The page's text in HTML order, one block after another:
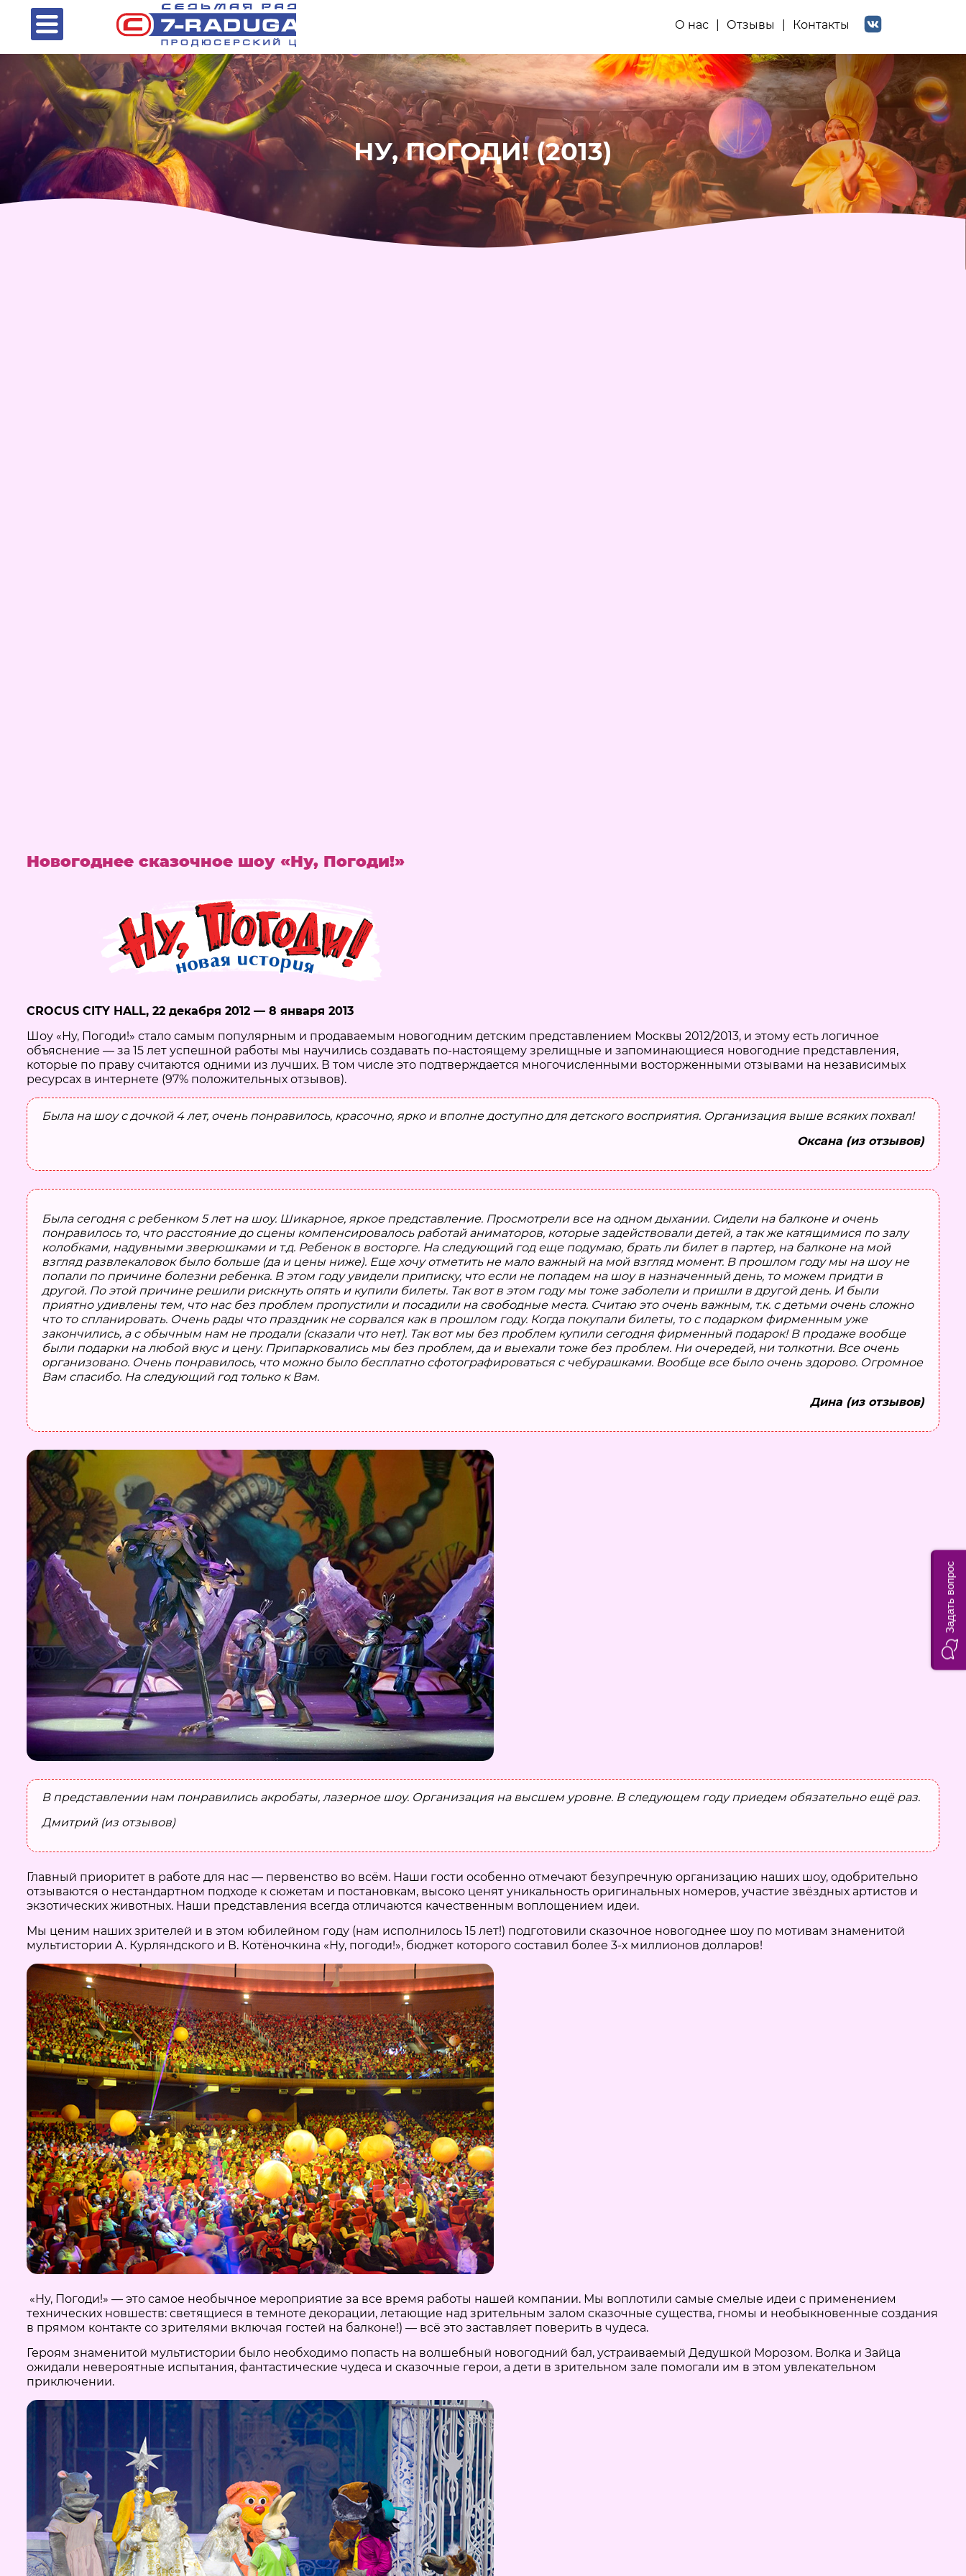
О нас Отзывы Контакты
НУ, ПОГОДИ! (2013)
Новогоднее сказочное шоу «Ну, Погоди!»
CROCUS CITY HALL, 22 декабря 2012 — 8 января 2013
Шоу «Ну, Погоди!» стало самым популярным и продаваемым новогодним детским представлением Москвы 2012/2013, и этому есть логичное
объяснение — за 15 лет успешной работы мы научились создавать по-настоящему зрелищные и запоминающиеся новогодние представления,
которые по праву считаются одними из лучших. В том числе это подтверждается многочисленными восторженными отзывами на независимых
ресурсах в интернете (97% положительных отзывов).
Была на шоу с дочкой 4 лет, очень понравилось, красочно, ярко и вполне доступно для детского восприятия. Организация выше всяких похвал!
Оксана (из отзывов)
Была сегодня с ребенком 5 лет на шоу. Шикарное, яркое представление. Просмотрели все на одном дыхании. Сидели на балконе и очень
понравилось то, что расстояние до сцены компенсировалось работай аниматоров, которые задействовали детей, а так же катящимися по залу
колобками, надувными зверюшками и т.д. Ребенок в восторге. На следующий год еще подумаю, брать ли билет в партер, на балконе на мой
взгляд развлекаловок было больше (да и цены ниже). Еще хочу отметить не мало важный на мой взгляд момент. В прошлом году мы на шоу не
попали по причине болезни ребенка. В этом году увидели приписку, что если не попадем на шоу в назначенный день, то можем придти в
другой. По этой причине решили рискнуть опять и купили билеты. Так вот в этом году мы тоже заболели и пришли в другой день. И были
приятно удивлены тем, что нас без проблем пропустили и посадили на свободные места. Считаю это очень важным, т.к. с детьми очень сложно
что то спланировать. Очень рады что праздник не сорвался как в прошлом году. Когда покупали билеты, то с подарком фирменным уже
закончились, а с обычным нам не продали (сказали что нет). Так вот мы без проблем купили сегодня фирменный подарок! В продаже вообще
были подарки на любой вкус и цену. Припарковались мы без проблем, да и выехали тоже без проблем. Ни очередей, ни толкотни. Все очень
организовано. Очень понравилось, что можно было бесплатно сфотографироваться с чебурашками. Вообще все было очень здорово. Огромное
Вам спасибо. На следующий год только к Вам.
Дина (из отзывов)
В представлении нам понравились акробаты, лазерное шоу. Организация на высшем уровне. В следующем году приедем обязательно ещё раз.
Дмитрий (из отзывов)
Главный приоритет в работе для нас — первенство во всём. Наши гости особенно отмечают безупречную организацию наших шоу, одобрительно
отзываются о нестандартном подходе к сюжетам и постановкам, высоко ценят уникальность оригинальных номеров, участие звёздных артистов и
экзотических животных. Наши представления всегда отличаются качественным воплощением идеи.
Мы ценим наших зрителей и в этом юбилейном году (нам исполнилось 15 лет!) подготовили сказочное новогоднее шоу по мотивам знаменитой
мультистории А. Курляндского и В. Котёночкина «Ну, погоди!», бюджет которого составил более 3-х миллионов долларов!
«Ну, Погоди!» — это самое необычное мероприятие за все время работы нашей компании. Мы воплотили самые смелые идеи с применением
технических новшеств: светящиеся в темноте декорации, летающие над зрительным залом сказочные существа, гномы и необыкновенные создания
в прямом контакте со зрителями включая гостей на балконе!) — всё это заставляет поверить в чудеса.
Героям знаменитой мультистории было необходимо попасть на волшебный новогодний бал, устраиваемый Дедушкой Морозом. Волка и Зайца
ожидали невероятные испытания, фантастические чудеса и сказочные герои, а дети в зрительном зале помогали им в этом увлекательном
приключении.
Задать вопрос